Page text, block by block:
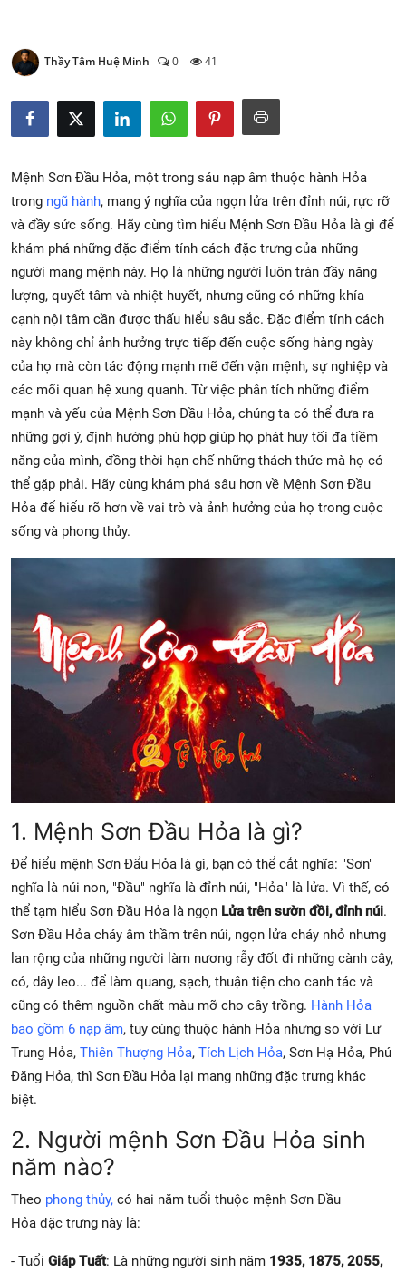
Thầy Tâm Huệ Minh 0 41
Mệnh Sơn Đầu Hỏa, một trong sáu nạp âm thuộc hành Hỏa
trong ngũ hành, mang ý nghĩa của ngọn lửa trên đỉnh núi, rực rỡ
và đầy sức sống. Hãy cùng tìm hiểu Mệnh Sơn Đầu Hỏa là gì để
khám phá những đặc điểm tính cách đặc trưng của những
người mang mệnh này. Họ là những người luôn tràn đầy năng
lượng, quyết tâm và nhiệt huyết, nhưng cũng có những khía
cạnh nội tâm cần được thấu hiểu sâu sắc. Đặc điểm tính cách
này không chỉ ảnh hưởng trực tiếp đến cuộc sống hàng ngày
của họ mà còn tác động mạnh mẽ đến vận mệnh, sự nghiệp và
các mối quan hệ xung quanh. Từ việc phân tích những điểm
mạnh và yếu của Mệnh Sơn Đầu Hỏa, chúng ta có thể đưa ra
những gợi ý, định hướng phù hợp giúp họ phát huy tối đa tiềm
năng của mình, đồng thời hạn chế những thách thức mà họ có
thể gặp phải. Hãy cùng khám phá sâu hơn về Mệnh Sơn Đầu
Hỏa để hiểu rõ hơn về vai trò và ảnh hưởng của họ trong cuộc
sống và phong thủy.
1. Mệnh Sơn Đầu Hỏa là gì?
Để hiểu mệnh Sơn Đẩu Hỏa là gì, bạn có thể cắt nghĩa: "Sơn"
nghĩa là núi non, "Đầu" nghĩa là đỉnh núi, "Hỏa" là lửa. Vì thế, có
thể tạm hiểu Sơn Đầu Hỏa là ngọn Lửa trên sườn đồi, đỉnh núi.
Sơn Đầu Hỏa cháy âm thầm trên núi, ngọn lửa cháy nhỏ nhưng
lan rộng của những người làm nương rẫy đốt đi những cành cây,
cỏ, dây leo... để làm quang, sạch, thuận tiện cho canh tác và
cũng có thêm nguồn chất màu mỡ cho cây trồng. Hành Hỏa
bao gồm 6 nạp âm, tuy cùng thuộc hành Hỏa nhưng so với Lư
Trung Hỏa, Thiên Thượng Hỏa, Tích Lịch Hỏa, Sơn Hạ Hỏa, Phú
Đăng Hỏa, thì Sơn Đầu Hỏa lại mang những đặc trưng khác
biệt.
2. Người mệnh Sơn Đầu Hỏa sinh
năm nào?
Theo phong thủy, có hai năm tuổi thuộc mệnh Sơn Đầu
Hỏa đặc trưng này là:
- Tuổi Giáp Tuất: Là những người sinh năm 1935, 1875, 2055,